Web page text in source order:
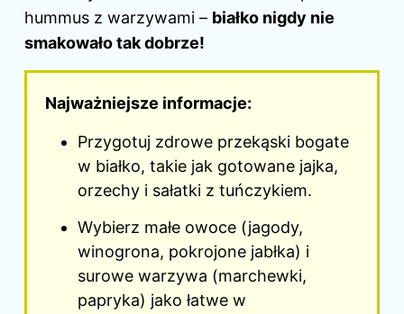
hummus z warzywami – białko nigdy nie
smakowało tak dobrze!
Najważniejsze informacje:
Przygotuj zdrowe przekąski bogate
w białko, takie jak gotowane jajka,
orzechy i sałatki z tuńczykiem.
Wybierz małe owoce (jagody,
winogrona, pokrojone jabłka) i
surowe warzywa (marchewki,
papryka) jako łatwe w